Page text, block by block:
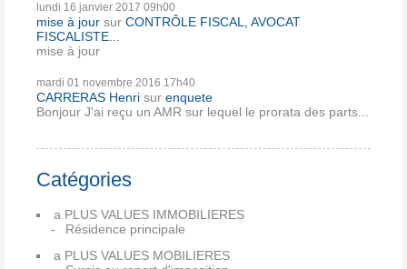
lundi 16 janvier 2017 09h00
mise à jour sur CONTRÔLE FISCAL, AVOCAT
FISCALISTE...
mise à jour
mardi 01 novembre 2016 17h40
CARRERAS Henri sur enquete
Bonjour J'ai reçu un AMR sur lequel le prorata des parts...
Catégories
a PLUS VALUES IMMOBILIERES
Résidence principale
a PLUS VALUES MOBILIERES